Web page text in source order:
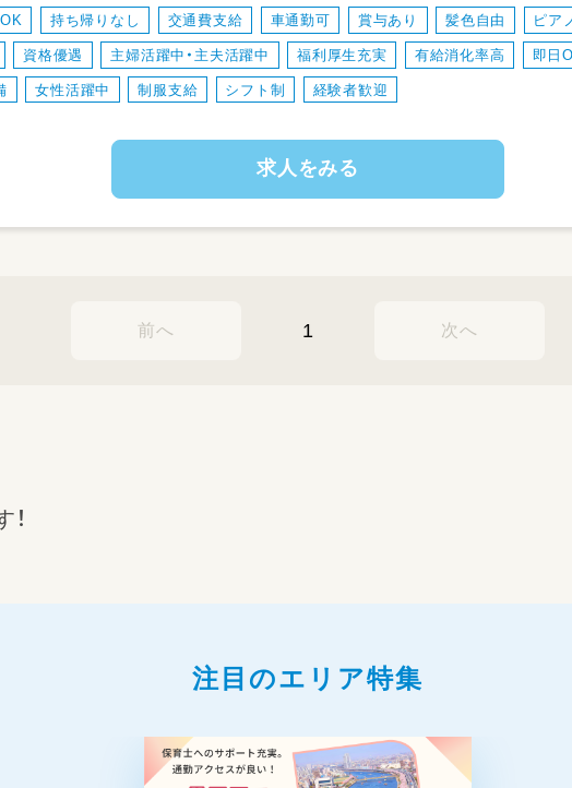
・保育士同士のコミュニケーションも取りやす
◎持ち帰り仕事も残業もなしです。
持ち帰りなし 交通費支給 車通勤可 賞与あり 髪色自由 ピア
資格優遇 主婦活躍中・主夫活躍中 福利厚生充実 有給消化率高 即日
女性活躍中 制服支給 シフト制 経験者歓迎
求人をみる
前へ 1 次へ
注目のエリア特集